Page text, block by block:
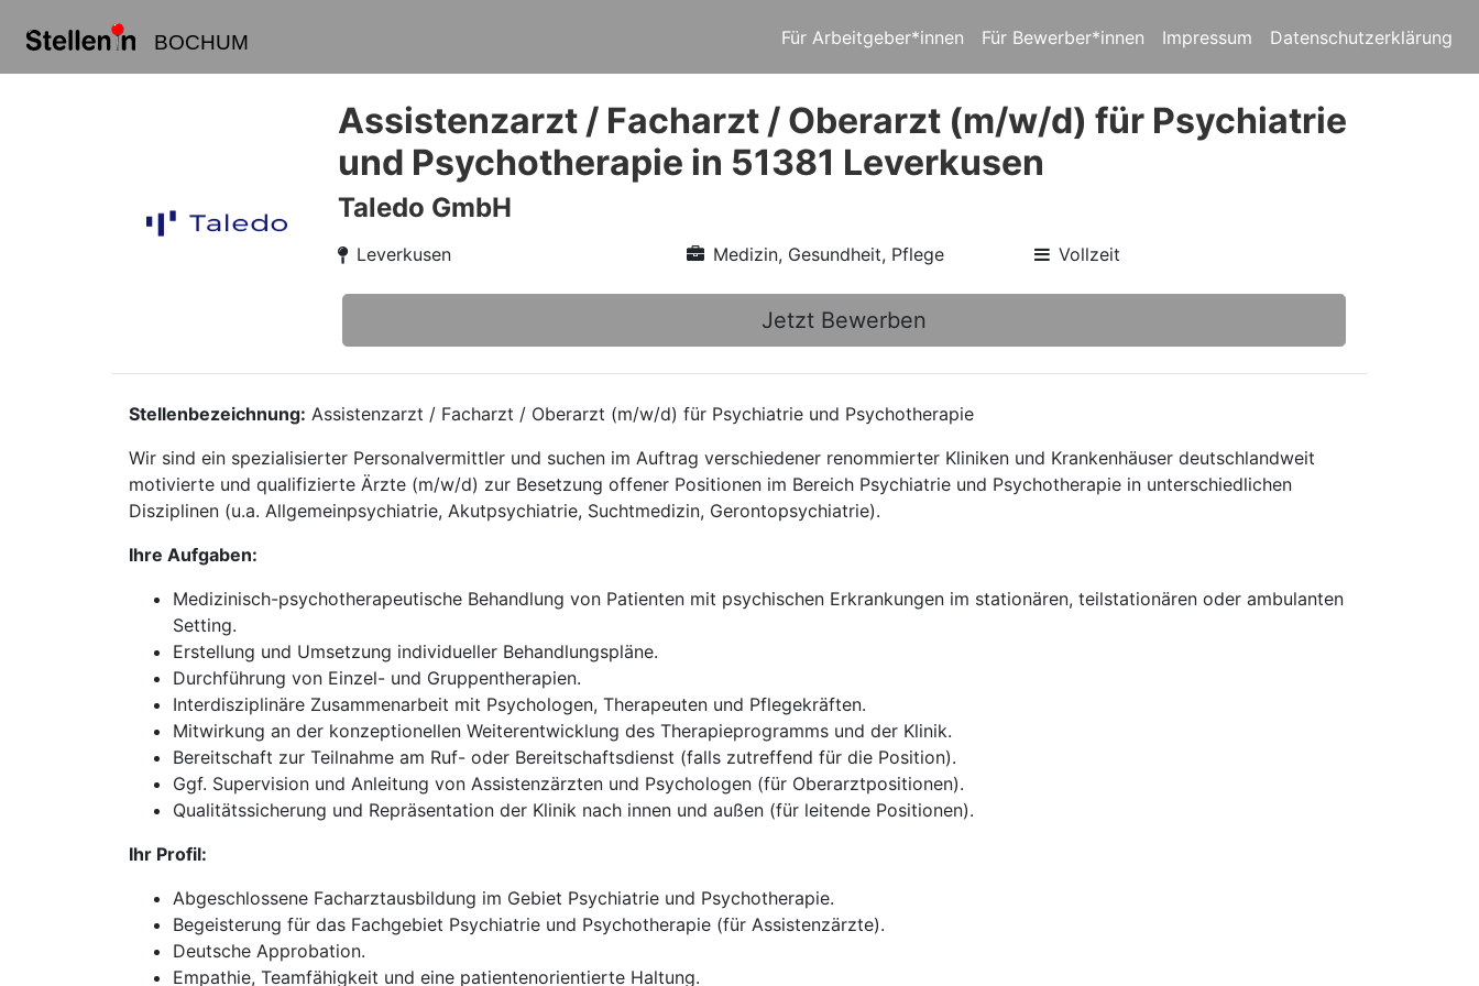
BOCHUM Für Arbeitgeber*innen Für Bewerber*innen Impressum Datenschutzerklärung
Assistenzarzt / Facharzt / Oberarzt (m/w/d) für Psychiatrie
und Psychotherapie in 51381 Leverkusen
Taledo GmbH
Leverkusen Medizin, Gesundheit, Pflege Vollzeit
Jetzt Bewerben
Stellenbezeichnung: Assistenzarzt / Facharzt / Oberarzt (m/w/d) für Psychiatrie und Psychotherapie
Wir sind ein spezialisierter Personalvermittler und suchen im Auftrag verschiedener renommierter Kliniken und Krankenhäuser deutschlandweit
motivierte und qualifizierte Ärzte (m/w/d) zur Besetzung offener Positionen im Bereich Psychiatrie und Psychotherapie in unterschiedlichen
Disziplinen (u.a. Allgemeinpsychiatrie, Akutpsychiatrie, Suchtmedizin, Gerontopsychiatrie).
Ihre Aufgaben:
Medizinisch-psychotherapeutische Behandlung von Patienten mit psychischen Erkrankungen im stationären, teilstationären oder ambulanten
Setting.
Erstellung und Umsetzung individueller Behandlungspläne.
Durchführung von Einzel- und Gruppentherapien.
Interdisziplinäre Zusammenarbeit mit Psychologen, Therapeuten und Pflegekräften.
Mitwirkung an der konzeptionellen Weiterentwicklung des Therapieprogramms und der Klinik.
Bereitschaft zur Teilnahme am Ruf- oder Bereitschaftsdienst (falls zutreffend für die Position).
Ggf. Supervision und Anleitung von Assistenzärzten und Psychologen (für Oberarztpositionen).
Qualitätssicherung und Repräsentation der Klinik nach innen und außen (für leitende Positionen).
Ihr Profil:
Abgeschlossene Facharztausbildung im Gebiet Psychiatrie und Psychotherapie.
Begeisterung für das Fachgebiet Psychiatrie und Psychotherapie (für Assistenzärzte).
Deutsche Approbation.
Empathie, Teamfähigkeit und eine patientenorientierte Haltung.